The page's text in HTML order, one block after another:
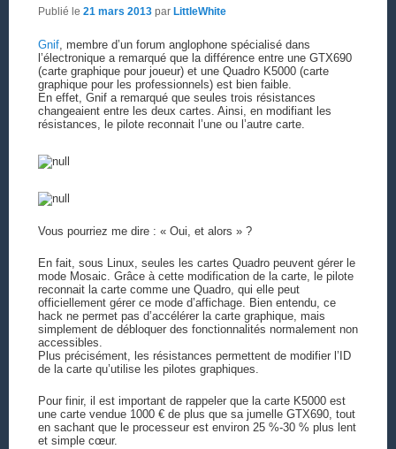
Publié le 21 mars 2013 par LittleWhite
Gnif, membre d’un forum anglophone spécialisé dans
l’électronique a remarqué que la différence entre une GTX690
(carte graphique pour joueur) et une Quadro K5000 (carte
graphique pour les professionnels) est bien faible.
En effet, Gnif a remarqué que seules trois résistances
changeaient entre les deux cartes. Ainsi, en modifiant les
résistances, le pilote reconnait l’une ou l’autre carte.
Vous pourriez me dire : « Oui, et alors » ?
En fait, sous Linux, seules les cartes Quadro peuvent gérer le
mode Mosaic. Grâce à cette modification de la carte, le pilote
reconnait la carte comme une Quadro, qui elle peut
officiellement gérer ce mode d’affichage. Bien entendu, ce
hack ne permet pas d’accélérer la carte graphique, mais
simplement de débloquer des fonctionnalités normalement non
accessibles.
Plus précisément, les résistances permettent de modifier l’ID
de la carte qu’utilise les pilotes graphiques.
Pour finir, il est important de rappeler que la carte K5000 est
une carte vendue 1000 € de plus que sa jumelle GTX690, tout
en sachant que le processeur est environ 25 %-30 % plus lent
et simple cœur.